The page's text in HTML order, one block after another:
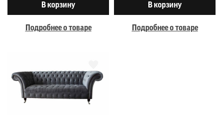
В корзину
Подробнее о товаре
В корзину
Подробнее о товаре